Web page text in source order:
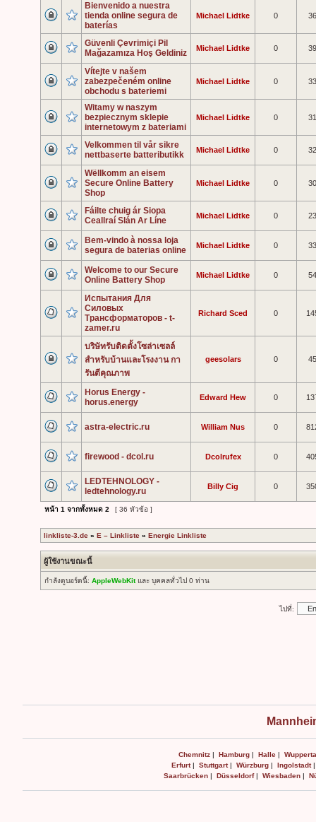
Bienvenido a nuestra
tienda online segura de
baterías
Michael Lidtke 0
Güvenli Çevrimiçi Pil
Mağazamıza Hoş Geldiniz
Michael Lidtke 0
Vítejte v našem
zabezpečeném online
obchodu s bateriemi
Michael Lidtke 0
Witamy w naszym
bezpiecznym sklepie
internetowym z bateriami
Michael Lidtke 0
Velkommen til vår sikre
nettbaserte batteributikk
Michael Lidtke 0
Wëllkomm an eisem
Secure Online Battery
Shop
Michael Lidtke 0
Fáilte chuig ár Siopa
Ceallraí Slán Ar Líne
Michael Lidtke 0
Bem-vindo à nossa loja
segura de baterias online
Michael Lidtke 0
Welcome to our Secure
Online Battery Shop
Michael Lidtke 0
Испытания Для
Силовых
Трансформаторов - t-
zamer.ru
Richard Sced 0
บริษัทรับติดตั้งโซล่าเซลล์
สำหรับบ้านและโรงงาน กา
รันตีคุณภาพ
geesolars 0
Horus Energy -
horus.energy
Edward Hew 0
astra-electric.ru William Nus 0
firewood - dcol.ru Dcolrufex 0
LEDTEHNOLOGY -
ledtehnology.ru
Billy Cig 0
หน้า 1 จากทั้งหมด 2 [ 36 หัวข้อ ]
linkliste-3.de » E – Linkliste » Energie Linkliste
ผู้ใช้งานขณะนี้
กำลังดูบอร์ดนี้: AppleWebKitและ บุคคลทั่วไป 0 ท่าน
ไปที่:
Chemnitz | Hamburg | Halle |
Erfurt| Stuttgart| Würzburg| Ingolstadt
Saarbrücken | Düsseldorf| Wiesbaden |